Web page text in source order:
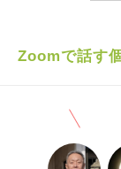
ると邪魔をして
もらうために、
嫉妬してしまっ
はしていたのだ
私だけが歪んだ
Zoomで話す